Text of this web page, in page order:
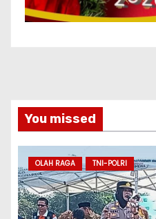
You missed
OLAH RAGA TNI-POLRI